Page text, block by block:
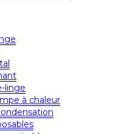
linge
à chaleur